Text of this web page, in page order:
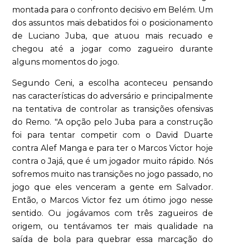
montada para o confronto decisivo em Belém. Um
dos assuntos mais debatidos foi o posicionamento
de Luciano Juba, que atuou mais recuado e
chegou até a jogar como zagueiro durante
alguns momentos do jogo.
Segundo Ceni, a escolha aconteceu pensando
nas características do adversário e principalmente
na tentativa de controlar as transições ofensivas
do Remo. "A opção pelo Juba para a construção
foi para tentar competir com o David Duarte
contra Alef Manga e para ter o Marcos Victor hoje
contra o Jajá, que é um jogador muito rápido. Nós
sofremos muito nas transições no jogo passado, no
jogo que eles venceram a gente em Salvador.
Então, o Marcos Victor fez um ótimo jogo nesse
sentido. Ou jogávamos com três zagueiros de
origem, ou tentávamos ter mais qualidade na
saída de bola para quebrar essa marcação do